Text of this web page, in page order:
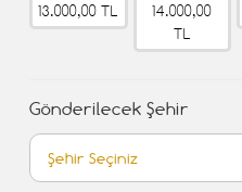
13.000,00 TL
14.000,00
TL
Gönderilecek Şehir